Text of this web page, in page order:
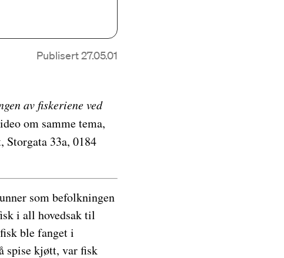
Publisert 27.05.01
av fiskeriene ved
om samme tema,
Storgata 33a, 0184
som befolkningen
i all hovedsak til
ble fanget i
spise kjøtt, var fisk